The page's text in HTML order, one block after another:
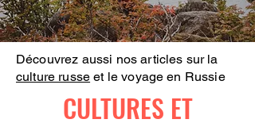
Découvrez aussi nos articles sur la
culture russe et le voyage en Russie
CULTURES ET